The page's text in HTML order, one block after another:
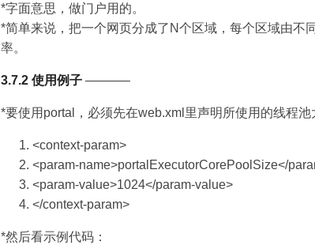
*字面意思，做门户用的。
*简单来说，把一个网页分成了N个区域，每个区域由不
率。
3.7.2 使用例子 ———–
*要使用portal，必须先在web.xml里声明所使用的线程池
<context-param>
<param-name>portalExecutorCorePoolSize</
<param-value>1024</param-value>
</context-param>
*然后看示例代码：